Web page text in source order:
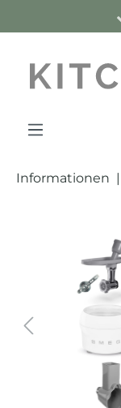
Informationen |
Bildergalerie